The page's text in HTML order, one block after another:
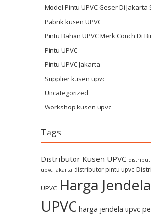
Model Pintu UPVC Geser Di Jakarta
Pabrik kusen UPVC
Pintu Bahan UPVC Merk Conch Di
Pintu UPVC
Pintu UPVC Jakarta
Supplier kusen upvc
Uncategorized
Workshop kusen upvc
Tags
Distributor Kusen UPVC
upvc jakarta distributor pintu upvc
UPVC Harga Jendela
UPVC harga jendela upvc